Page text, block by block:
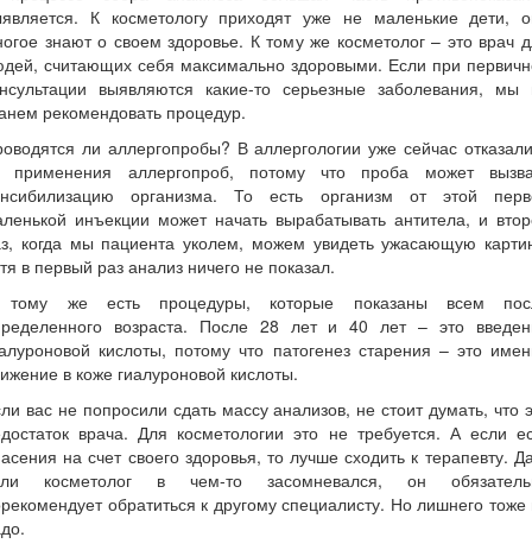
К косметологу приходят уже не маленькие дети,
знают о своем здоровье. К тому же косметолог – это врач
считающих себя максимально здоровыми. Если при
выявляются какие-то серьезные заболевания, мы
рекомендовать процедур.
ли аллергопробы? В аллергологии уже сейчас
применения аллергопроб, потому что проба может
организма. То есть организм от этой
инъекции может начать вырабатывать антитела, и
когда мы пациента уколем, можем увидеть ужасающую
в первый раз анализ ничего не показал.
же есть процедуры, которые показаны всем
возраста. После 28 лет и 40 лет – это
кислоты, потому что патогенез старения – это
в коже гиалуроновой кислоты.
вас не попросили сдать массу анализов, не стоит думать, что
врача. Для косметологии это не требуется. А если
на счет своего здоровья, то лучше сходить к терапевту.
косметолог в чем-то засомневался, он
обратиться к другому специалисту. Но лишнего тоже